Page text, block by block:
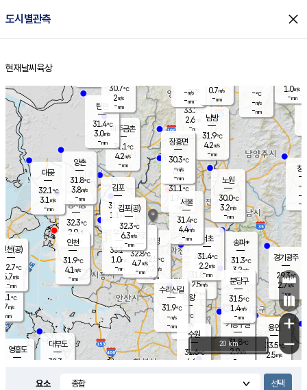
도시별관측 close
홈
현재날씨 육상
의도
℃
m/s
mm
영흥도
양주
33.2℃
2.6
-mm
과천
31.8℃
2.5m/s
- mm
용인
33.5℃
2.5m/s
경기광주
29.3℃
2.7m/s
-mm
대부도
32.3
경서동
32.3℃
2.9m/s
-mm
파주금촌
31.1℃
4.2m/s
-mm
-℃
-m/s
-mm
대곶
32.1℃
3.1 m/s
-mm
창
-
-m/
-
탄현
31.4℃
3.0m/s
-mm
1.0m/s
-mm
의왕
- ℃
m/s
mm
김포
31.9℃
1.1 m/s
mm
광명
32.5 ℃
2.2 m/s
-mm
부천
33.1℃
1.0m/s
-mm
양촌
31.8℃
3.8m/s
-mm
구로
32.8℃
4.7m/s
-mm
은평
31.1℃
1.7 m/s
- mm
노원
30.0℃
3.2m/s
-mm
송파*
31.3℃
3.2m/s
-mm
서초
31.4℃
2.2m/s
-mm
남방
31.9℃
4.2m/s
-mm
기흥구갈
31.8℃
2.9m/s
-
수리산길
31.9℃
-m/s
-mm
분당구
31.5℃
1.4m/s
-mm
장흥면
30.3℃
-m/s
-mm
-m/s
-mm
인천(공)
32.7℃
5.7m/s
-mm
김포(공)
32.3℃
6.3m/s
-mm
수원
31.6℃
4.6 m/s
인천
31.9℃
4.1 m/s
-mm
서울
31.4℃
4.4m/s
-mm
30.7℃
2m/s
-mm
0.7m/s
-mm
+
−
20 km
요소